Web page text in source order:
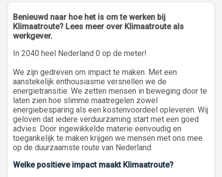
Benieuwd naar hoe het is om te werken bij
Klimaatroute? Lees meer over Klimaatroute als
werkgever.
In 2040 heel Nederland 0 op de meter!
We zijn gedreven om impact te maken. Met een
aanstekelijk enthousiasme versnellen we de
energietransitie. We zetten mensen in beweging door te
laten zien hoe slimme maatregelen zowel
energiebesparing als een kostenvoordeel opleveren. Wij
geloven dat iedere verduurzaming start met een goed
advies. Door ingewikkelde materie eenvoudig en
toegankelijk te maken krijgen we mensen met ons mee
op de duurzaamste route van Nederland.
Welke positieve impact maakt Klimaatroute?